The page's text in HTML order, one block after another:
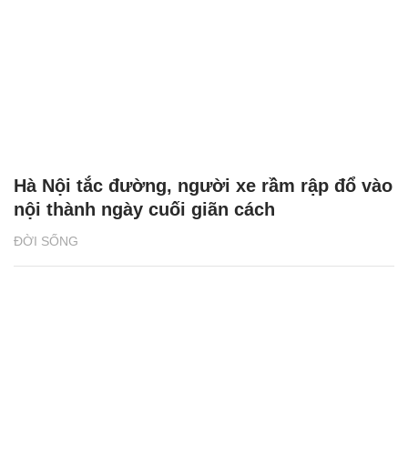
ĐỜI SỐNG
Hà Nội tắc đường, người xe rầm rập đổ vào
nội thành ngày cuối giãn cách